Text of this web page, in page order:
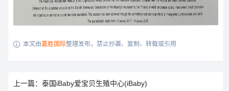
 本文由嘉胜国际整理发布，禁止抄袭、复制、转载或引用
上一篇：泰国iBaby爱宝贝生殖中心(iBaby)